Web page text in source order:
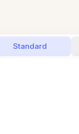
Standard